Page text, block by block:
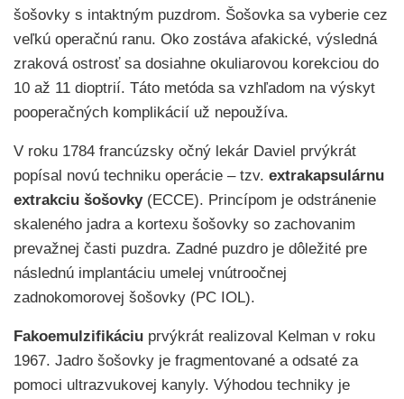
šošovky s intaktným puzdrom. Šošovka sa vyberie cez
veľkú operačnú ranu. Oko zostáva afakické, výsledná
zraková ostrosť sa dosiahne okuliarovou korekciou do
10 až 11 dioptrií. Táto metóda sa vzhľadom na výskyt
pooperačných komplikácií už nepoužíva.
V roku 1784 francúzsky očný lekár Daviel prvýkrát
popísal novú techniku operácie – tzv. extrakapsulárnu
extrakciu šošovky(ECCE). Princípom je odstránenie
skaleného jadra a kortexu šošovky so zachovanim
prevažnej časti puzdra. Zadné puzdro je dôležité pre
následnú implantáciu umelej vnútroočnej
zadnokomorovej šošovky (PC IOL).
Fakoemulzifikáciu prvýkrát realizoval Kelman v roku
1967. Jadro šošovky je fragmentované a odsaté za
pomoci ultrazvukovej kanyly. Výhodou techniky je